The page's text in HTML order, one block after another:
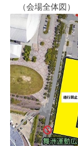
（会場全体図）